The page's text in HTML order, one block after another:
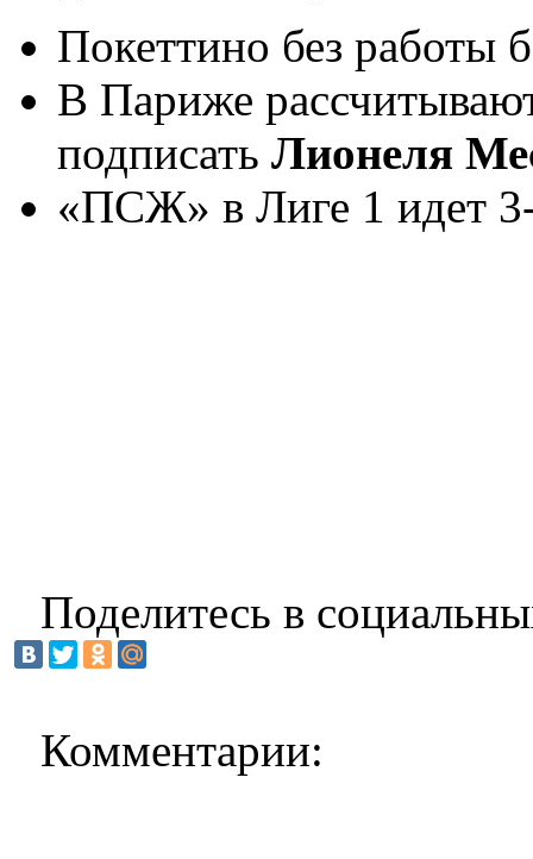
Покеттино без работы
В Париже
подписать Лионеля
«ПСЖ» в Лиге 1 идет
Поделитесь в
Комментарии: